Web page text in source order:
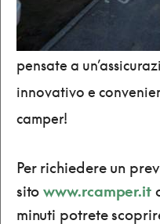
pensate a
innovativo e
camper!
Per richiedere un
sitowww.rcamper.it
minuti potrete